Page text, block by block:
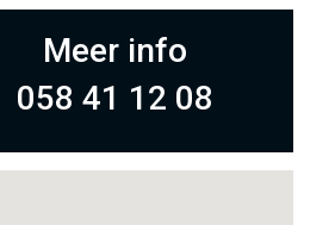
Meer info
058 41 12 08